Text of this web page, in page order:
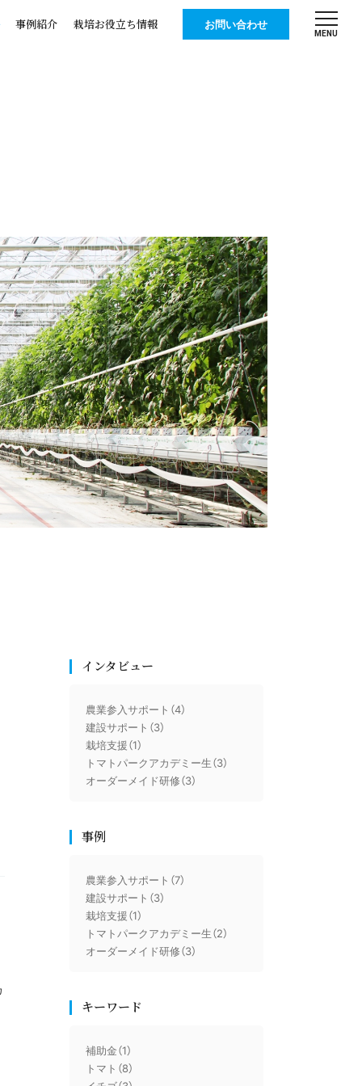
事例紹介 栽培お役立ち情報 お問い合わせ
MENU
インタビュー
農業参入サポート（4）
建設サポート（3）
栽培支援（1）
トマトパークアカデミー生（3）
オーダーメイド研修（3）
事例
農業参入サポート（7）
建設サポート（3）
栽培支援（1）
トマトパークアカデミー生（2）
オーダーメイド研修（3）
キーワード
補助金（1）
トマト（8）